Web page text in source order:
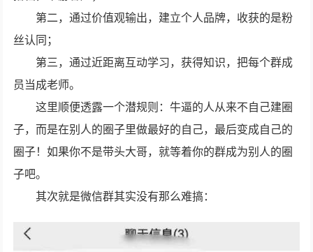
第二，通过价值观输出，建立个人品牌，收获的是粉
丝认同；
第三，通过近距离互动学习，获得知识，把每个群成
员当成老师。
这里顺便透露一个潜规则：牛逼的人从来不自己建圈
子，而是在别人的圈子里做最好的自己，最后变成自己的
圈子！如果你不是带头大哥，就等着你的群成为别人的圈
子吧。
其次就是微信群其实没有那么难搞：